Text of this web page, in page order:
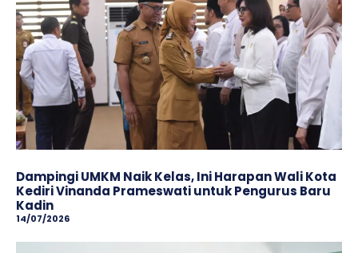
Dampingi UMKM Naik Kelas, Ini Harapan Wali Kota
Kediri Vinanda Prameswati untuk Pengurus Baru
Kadin
14/07/2026